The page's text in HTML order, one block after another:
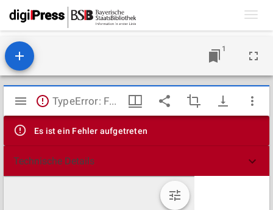
1
Mirador
Viewer
TypeError: Failed to fetch
Es ist ein Fehler aufgetreten
Technische Details